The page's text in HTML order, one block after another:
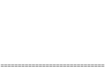
==============================